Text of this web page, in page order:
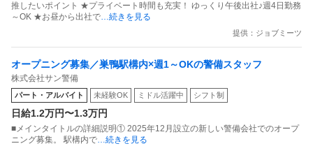
推したいポイント ★プライベート時間も充実！ ゆっくり午後出社♪週4日勤務
～OK ★お昼から出社で…続きを見る
提供：ジョブミーツ
オープニング募集／巣鴨駅構内×週1～OKの警備スタッフ
株式会社サン警備
パート・アルバイト 未経験OK ミドル活躍中 シフト制
日給1.2万円〜1.3万円
■メインタイトルの詳細説明① 2025年12月設立の新しい警備会社でのオープ
ニング募集。 駅構内で…続きを見る